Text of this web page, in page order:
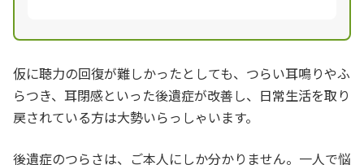
仮に聴力の回復が難しかったとしても、つらい耳鳴りやふ
らつき、耳閉感といった後遺症が改善し、日常生活を取り
戻されている方は大勢いらっしゃいます。
後遺症のつらさは、ご本人にしか分かりません。一人で悩